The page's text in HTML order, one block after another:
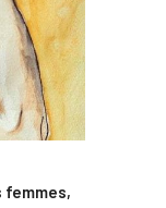
femmes,